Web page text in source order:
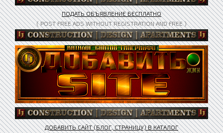
ПОДАТЬ ОБЪЯВЛЕНИЕ БЕСПЛАТНО
( POST FREE ADS WITHOUT REGISTRATION AND FREE )
ДОБАВИТЬ САЙТ (БЛОГ, СТРАНИЦУ) В КАТАЛОГ